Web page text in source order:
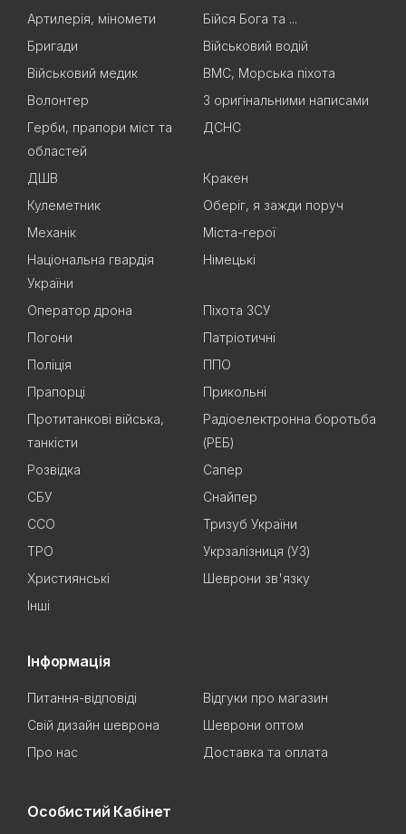
Артилерія, міномети
Бійся Бога та ...
Бригади
Військовий водій
Військовий медик
ВМС, Морська піхота
Волонтер
З оригінальними написами
Герби, прапори міст та
областей
ДСНС
ДШВ
Кракен
Кулеметник
Оберіг, я зажди поруч
Механік
Міста-герої
Національна гвардія
України
Німецькі
Оператор дрона
Піхота ЗСУ
Погони
Патріотичні
Поліція
ППО
Прапорці
Прикольні
Протитанкові війська,
танкісти
Радіоелектронна боротьба
(РЕБ)
Розвідка
Сапер
СБУ
Снайпер
ССО
Тризуб України
ТРО
Укрзалізниця (УЗ)
Християнські
Шеврони зв'язку
Інші
Інформація
Питання-відповіді
Відгуки про магазин
Свій дизайн шеврона
Шеврони оптом
Про нас
Доставка та оплата
Особистий Кабінет